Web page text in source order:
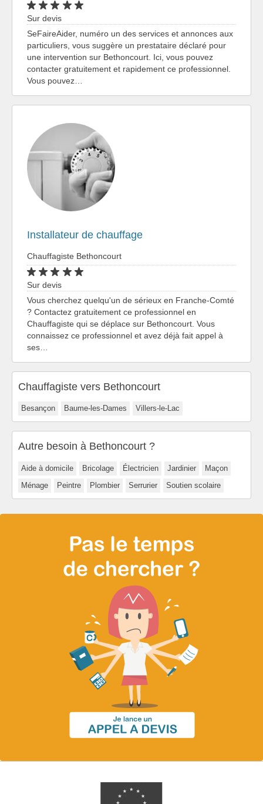
Sur devis
SeFaireAider, numéro un des services et annonces aux
particuliers, vous suggère un prestataire déclaré pour
une intervention sur Bethoncourt. Ici, vous pouvez
contacter gratuitement et rapidement ce professionnel.
Vous pouvez…
Installateur de chauffage
Chauffagiste Bethoncourt
Sur devis
Vous cherchez quelqu'un de sérieux en Franche-Comté
? Contactez gratuitement ce professionnel en
Chauffagiste qui se déplace sur Bethoncourt. Vous
connaissez ce professionnel et avez déjà fait appel à
ses…
Chauffagiste vers Bethoncourt
Besançon Baume-les-Dames Villers-le-Lac
Autre besoin à Bethoncourt ?
Aide à domicile Bricolage Électricien Jardinier
Maçon
Ménage
Peintre Plombier Serrurier Soutien scolaire